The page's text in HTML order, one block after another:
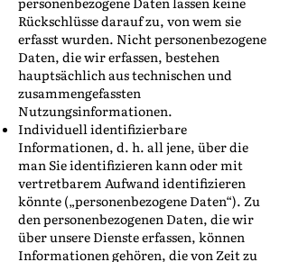
Rückschlüsse darauf zu, von wem sie
erfasst wurden. Nicht personenbezogene
Daten, die wir erfassen, bestehen
hauptsächlich aus technischen und
zusammengefassten
Nutzungsinformationen.
Individuell identifizierbare
Informationen, d. h. all jene, über die
man Sie identifizieren kann oder mit
vertretbarem Aufwand identifizieren
könnte („personenbezogene Daten“). Zu
den personenbezogenen Daten, die wir
über unsere Dienste erfassen, können
Informationen gehören, die von Zeit zu